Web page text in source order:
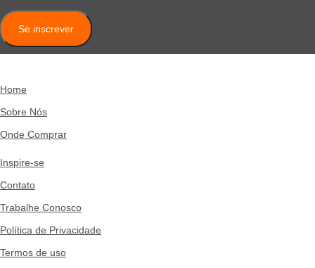
Se inscrever
Home
Sobre Nós
Onde Comprar
Inspire-se
Contato
Trabalhe Conosco
Política de Privacidade
Termos de uso